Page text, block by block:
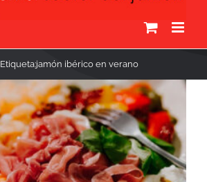
Etiqueta:jamón ibérico en verano